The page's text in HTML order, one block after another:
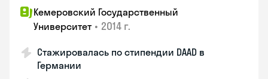
Кемеровский Государственный
Университет • 2014 г.
Стажировалась по стипендии DAAD в
Германии